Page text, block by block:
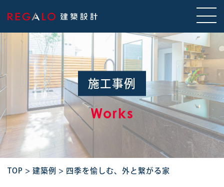
施工事例
Works
TOP > 建築例 > 四季を愉しむ、外と繋がる家